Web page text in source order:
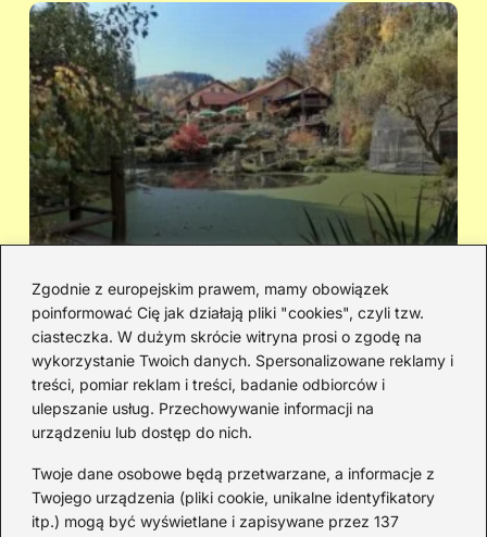
Zgodnie z europejskim prawem, mamy obowiązek
poinformować Cię jak działają pliki "cookies", czyli tzw.
ciasteczka. W dużym skrócie witryna prosi o zgodę na
wykorzystanie Twoich danych. Spersonalizowane reklamy i
treści, pomiar reklam i treści, badanie odbiorców i
ulepszanie usług. Przechowywanie informacji na
urządzeniu lub dostęp do nich.
Twoje dane osobowe będą przetwarzane, a informacje z
Twojego urządzenia (pliki cookie, unikalne identyfikatory
itp.) mogą być wyświetlane i zapisywane przez 137
Cicha woda — kto śpiewał i jaka jest
historia piosenki
Redakcja
JazzJuniors.pl to miejsce dla rodziców, nauczycieli,
animatorów i wszystkich, którzy wierzą, że muzyka to coś